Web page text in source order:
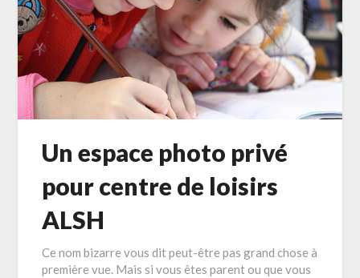
Un espace photo privé
pour centre de loisirs
ALSH
Ce nom bizarre vous dit peut-être pas grand chose à
première vue. Mais si vous êtes parent ou que vous